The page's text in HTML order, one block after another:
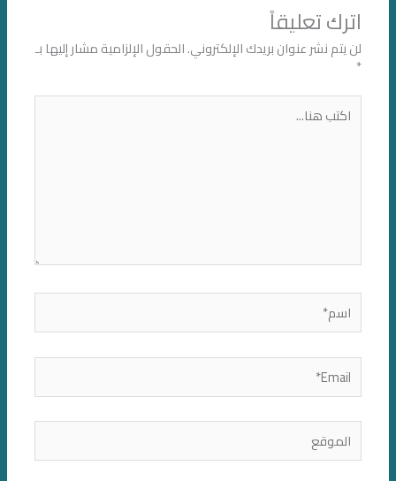
اترك تعليقاً
لن يتم نشر عنوان بريدك الإلكتروني.الحقول الإلزامية مشار إليها بـ
*
اكتب
هنا...
اسم*
Email*
الموقع